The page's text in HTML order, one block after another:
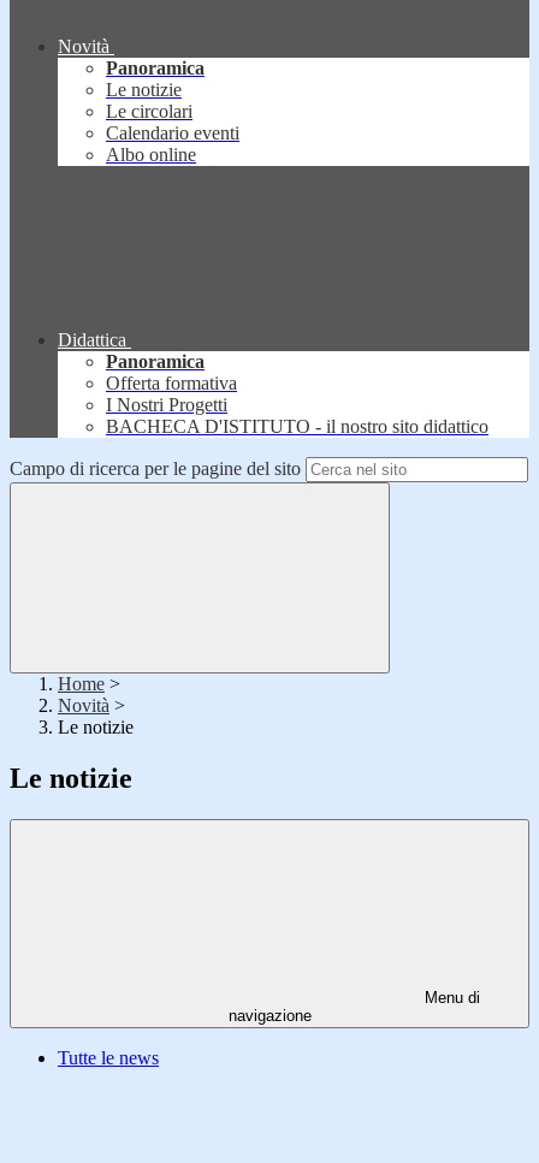
Novità
Panoramica
Le notizie
Le circolari
Calendario eventi
Albo online
Didattica
Panoramica
Offerta formativa
I Nostri Progetti
BACHECA D'ISTITUTO - il nostro sito didattico
Campo di ricerca per le pagine del sito
Home >
Novità >
Le notizie
Le notizie
Menu di
navigazione
Tutte le news